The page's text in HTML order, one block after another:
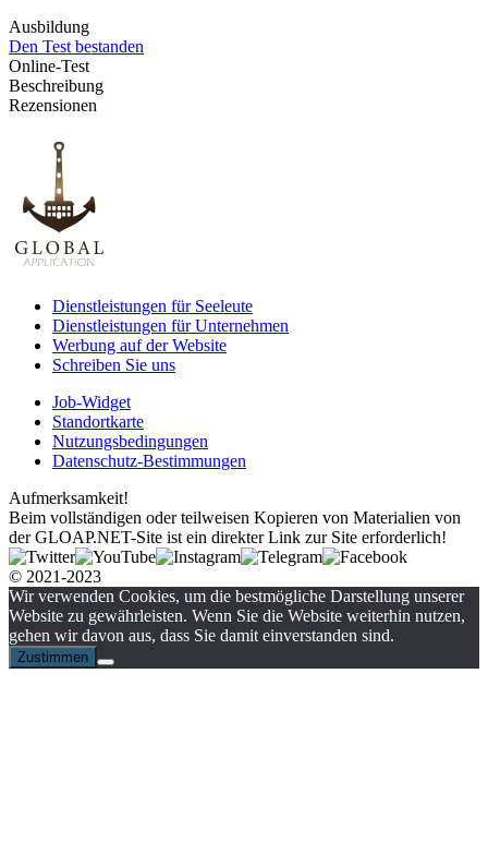
Ausbildung
Den Test bestanden
Online-Test
Beschreibung
Rezensionen
Dienstleistungen für Seeleute
Dienstleistungen für Unternehmen
Werbung auf der Website
Schreiben Sie uns
Job-Widget
Standortkarte
Nutzungsbedingungen
Datenschutz-Bestimmungen
Aufmerksamkeit!
Beim vollständigen oder teilweisen Kopieren von Materialien von
der GLOAP.NET-Site ist ein direkter Link zur Site erforderlich!
© 2021-2023
Wir verwenden Cookies, um die bestmögliche Darstellung unserer
Website zu gewährleisten. Wenn Sie die Website weiterhin nutzen,
gehen wir davon aus, dass Sie damit einverstanden sind.
Zustimmen